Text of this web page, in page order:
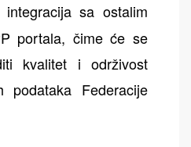
integracija sa ostalim
portala, čime će se
kvalitet i održivost
podataka Federacije